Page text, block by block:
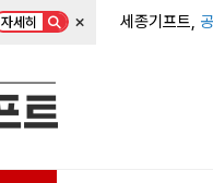
자세히 × 세종기프트,